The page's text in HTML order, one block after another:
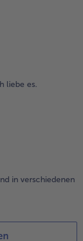
liebe es.
in verschiedenen